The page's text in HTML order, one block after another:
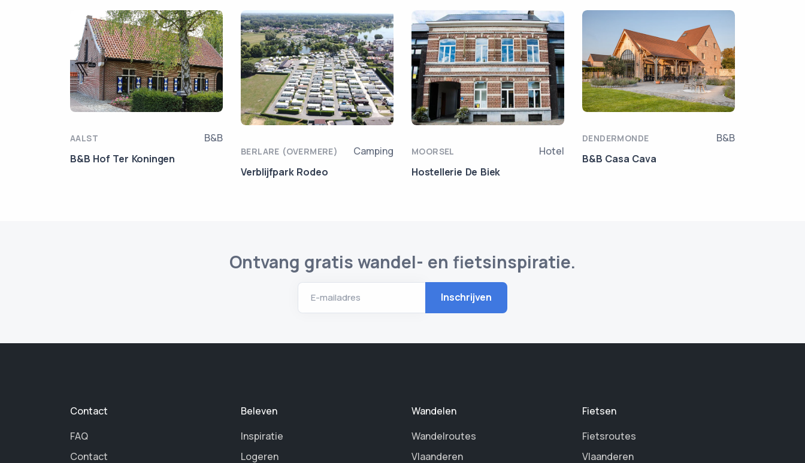
AALST
B&B
B&B Hof Ter Koningen
BERLARE (OVERMERE)
Camping
Verblijfpark Rodeo
MOORSEL
Hotel
Hostellerie De Biek
DENDERMONDE
B&B
B&B Casa Cava
Ontvang gratis wandel- en fietsinspiratie.
E-mailadres
Contact
FAQ
Contact
Beleven
Inspiratie
Logeren
Wandelen
Wandelroutes
Vlaanderen
Fietsen
Fietsroutes
Vlaanderen